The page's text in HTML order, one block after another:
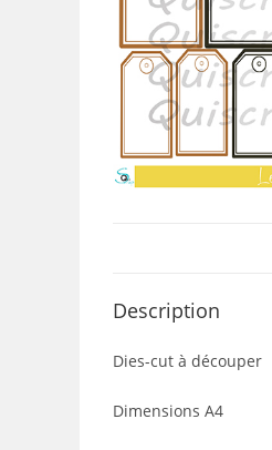
Description
Dies-cut à découper
Dimensions A4